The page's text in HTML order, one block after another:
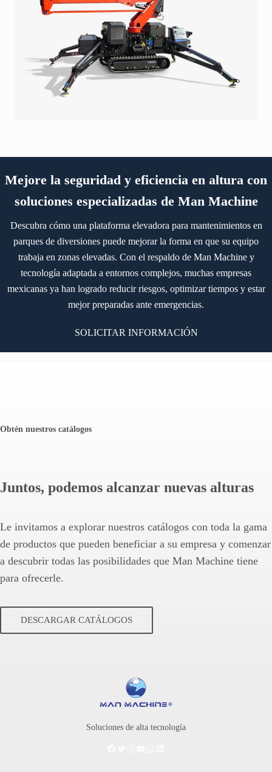
Mejore la seguridad y eficiencia en altura con
soluciones especializadas de Man Machine
Descubra cómo una plataforma elevadora para mantenimientos en
parques de diversiones puede mejorar la forma en que su equipo
trabaja en zonas elevadas. Con el respaldo de Man Machine y
tecnología adaptada a entornos complejos, muchas empresas
mexicanas ya han logrado reducir riesgos, optimizar tiempos y estar
mejor preparadas ante emergencias.
SOLICITAR INFORMACIÓN
Obtén nuestros catálogos
Juntos, podemos alcanzar nuevas alturas
Le invitamos a explorar nuestros catálogos con toda la gama
de productos que pueden beneficiar a su empresa y comenzar
a descubrir todas las posibilidades que Man Machine tiene
para ofrecerle.
DESCARGAR CATÁLOGOS
Soluciones de alta tecnología